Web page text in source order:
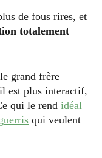
de fous rires, et
totalement
grand frère
est plus interactif,
qui le rend idéal
qui veulent